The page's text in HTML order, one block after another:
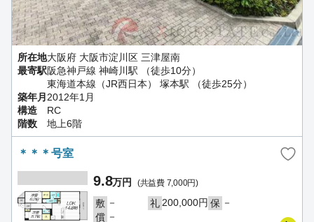
所在地大阪府 大阪市淀川区 三津屋南
最寄駅阪急神戸線 神崎川駅 （徒歩10分）
東海道本線（JR西日本） 塚本駅 （徒歩25分）
築年月2012年1月
構造
RC
階数
地上6階
＊＊＊号室
9.8万円 (共益費 7,000円)
敷 － 礼 200,000円 保 －
償 －